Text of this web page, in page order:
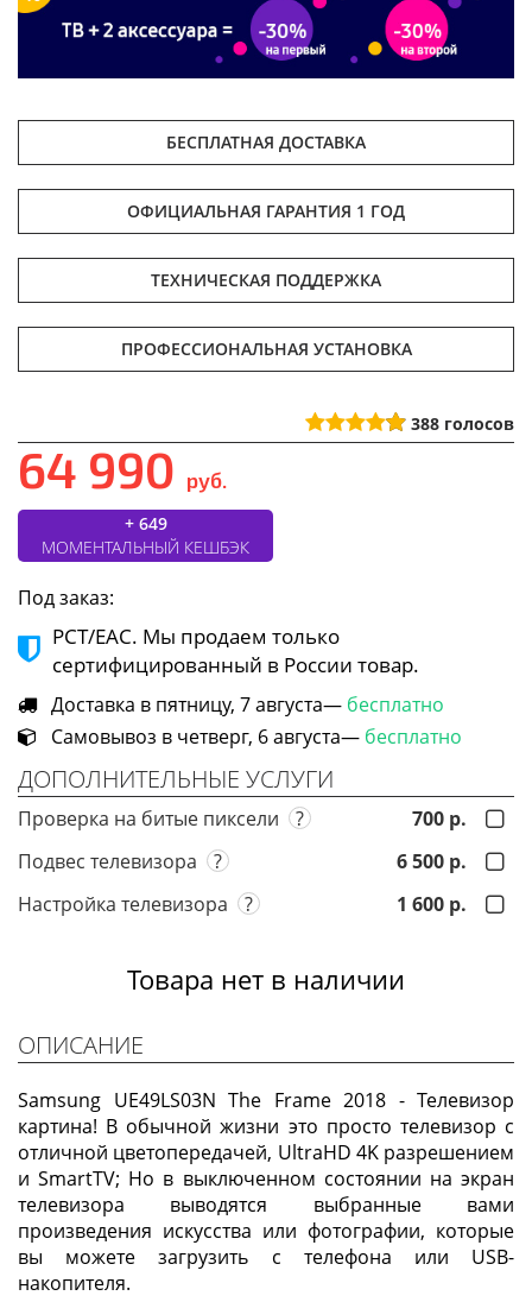
БЕСПЛАТНАЯ ДОСТАВКА
ОФИЦИАЛЬНАЯ ГАРАНТИЯ 1 ГОД
ТЕХНИЧЕСКАЯ ПОДДЕРЖКА
ПРОФЕССИОНАЛЬНАЯ УСТАНОВКА
388 голосов
64 990 руб.
+ 649
МОМЕНТАЛЬНЫЙ КЕШБЭК
Под заказ:
РСТ/ЕАС. Мы продаем только
сертифицированный в России товар.
Доставка в пятницу, 7 августа— бесплатно
Самовывоз в четверг, 6 августа— бесплатно
ДОПОЛНИТЕЛЬНЫЕ УСЛУГИ
Проверка на битые пиксели ?
700 р.
Подвес телевизора
?
6 500 р.
Настройка телевизора
? 1 600 р.
Товара нет в наличии
ОПИСАНИЕ
Samsung UE49LS03N The Frame 2018 - Телевизор
картина! В обычной жизни это просто телевизор с
отличной цветопередачей, UltraHD 4K разрешением
и SmartTV; Но в выключенном состоянии на экран
телевизора выводятся выбранные вами
произведения искусства или фотографии, которые
вы можете загрузить с телефона или USB-
накопителя.